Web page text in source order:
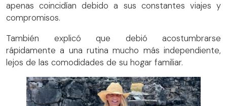
apenas coincidían debido a sus constantes viajes y
compromisos.
También explicó que debió acostumbrarse
rápidamente a una rutina mucho más independiente,
lejos de las comodidades de su hogar familiar.